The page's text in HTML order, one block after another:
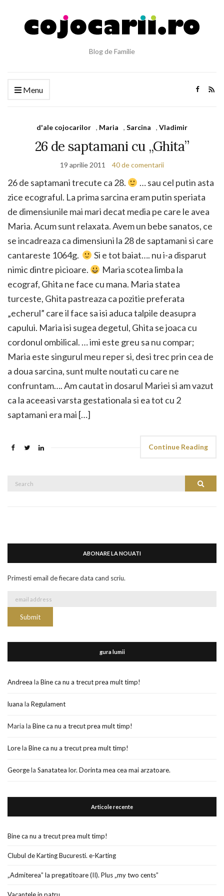
Blog de Familie
Menu
d'ale cojocarilor , Maria , Sarcina , Vladimir
26 de saptamani cu „Ghita”
19 aprilie 2011 40 de comentarii
26 de saptamani trecute ca 28.
… sau cel putin asta
zice ecograful. La prima sarcina eram putin speriata
de dimensiunile mai mari decat media pe care le avea
Maria. Acum sunt relaxata. Avem un bebe sanatos, ce
se incadreaza ca dimensiuni la 28 de saptamani si care
cantareste 1064g.
Si e tot baiat…. nu i-a disparut
nimic dintre picioare.
Maria scotea limba la
ecograf, Ghita ne face cu mana. Maria statea
turceste, Ghita pastreaza ca pozitie preferata
„echerul” care il face sa isi aduca talpile deasupra
capului. Maria isi sugea degetul, Ghita se joaca cu
cordonul ombilical. … imi este greu sa nu compar;
Maria este singurul meu reper si, desi trec prin cea de
a doua sarcina, sunt multe noutati cu care ne
confruntam…. Am cautat in dosarul Mariei si am vazut
ca la aceeasi varsta gestationala si ea tot cu 2
saptamani era mai […]
Continue Reading
Search
ABONARE LA NOUATI
Primesti email de fiecare data cand scriu.
gura lumii
Andreea la Bine ca nu a trecut prea mult timp!
luana la Regulament
Maria la Bine ca nu a trecut prea mult timp!
Lorela Bine ca nu a trecut prea mult timp!
Georgela Sanatatea lor. Dorinta mea cea mai arzatoare.
Articole recente
Bine ca nu a trecut prea mult timp!
Clubul de Karting Bucuresti. e-Karting
„Admiterea” la pregatitoare (II). Plus „my two cents”